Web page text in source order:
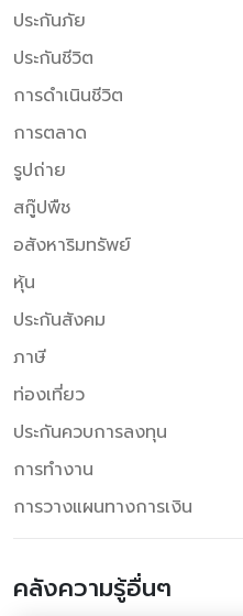
ประกันภัย
ประกันชีวิต
การดำเนินชีวิต
การตลาด
รูปถ่าย
สกู๊ปพืช
อสังหาริมทรัพย์
หุ้น
ประกันสังคม
ภาษี
ท่องเที่ยว
ประกันควบการลงทุน
การทำงาน
การวางแผนทางการเงิน
คลังความรู้อื่นๆ